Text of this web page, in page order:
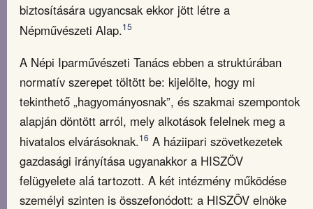
biztosítására ugyancsak ekkor jött létre a
Népművészeti Alap.15
A Népi Iparművészeti Tanács ebben a struktúrában
normatív szerepet töltött be: kijelölte, hogy mi
tekinthető „hagyományosnak”, és szakmai szempontok
alapján döntött arról, mely alkotások felelnek meg a
hivatalos elvárásoknak.16 A háziipari szövetkezetek
gazdasági irányítása ugyanakkor a HISZÖV
felügyelete alá tartozott. A két intézmény működése
személyi szinten is összefonódott: a HISZÖV elnöke